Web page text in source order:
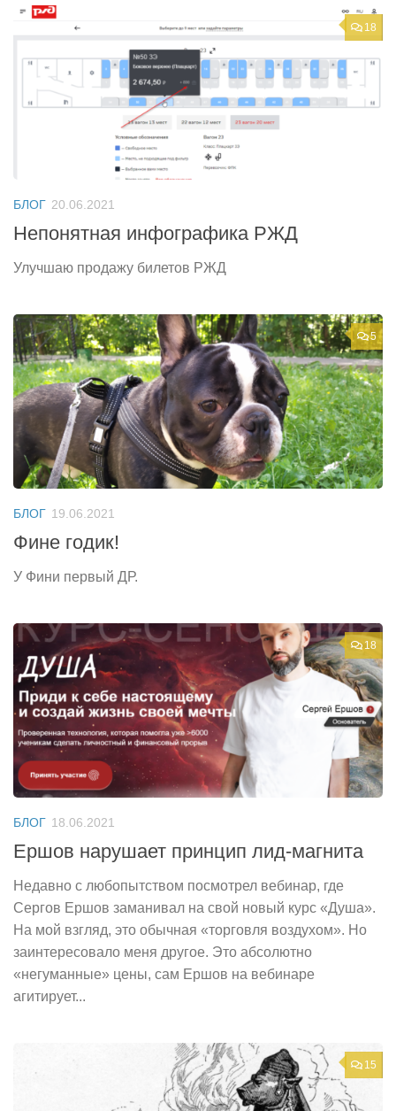
18
БЛОГ 20.06.2021
Непонятная инфографика РЖД
Улучшаю продажу билетов РЖД
5
БЛОГ 19.06.2021
Фине годик!
У Фини первый ДР.
18
БЛОГ 18.06.2021
Ершов нарушает принцип лид-магнита
Недавно с любопытством посмотрел вебинар, где
Сергов Ершов заманивал на свой новый курс «Душа».
На мой взгляд, это обычная «торговля воздухом». Но
заинтересовало меня другое. Это абсолютно
«негуманные» цены, сам Ершов на вебинаре
агитирует...
15